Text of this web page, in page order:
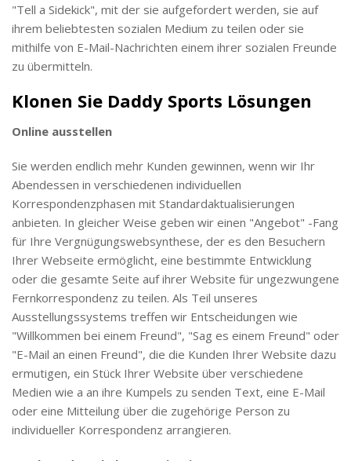
"Tell a Sidekick", mit der sie aufgefordert werden, sie auf
ihrem beliebtesten sozialen Medium zu teilen oder sie
mithilfe von E-Mail-Nachrichten einem ihrer sozialen Freunde
zu übermitteln.
Klonen Sie Daddy Sports Lösungen
Online ausstellen
Sie werden endlich mehr Kunden gewinnen, wenn wir Ihr
Abendessen in verschiedenen individuellen
Korrespondenzphasen mit Standardaktualisierungen
anbieten. In gleicher Weise geben wir einen "Angebot" -Fang
für Ihre Vergnügungswebsynthese, der es den Besuchern
Ihrer Webseite ermöglicht, eine bestimmte Entwicklung
oder die gesamte Seite auf ihrer Website für ungezwungene
Fernkorrespondenz zu teilen. Als Teil unseres
Ausstellungssystems treffen wir Entscheidungen wie
"Willkommen bei einem Freund", "Sag es einem Freund" oder
"E-Mail an einen Freund", die die Kunden Ihrer Website dazu
ermutigen, ein Stück Ihrer Website über verschiedene
Medien wie a an ihre Kumpels zu senden Text, eine E-Mail
oder eine Mitteilung über die zugehörige Person zu
individueller Korrespondenz arrangieren.